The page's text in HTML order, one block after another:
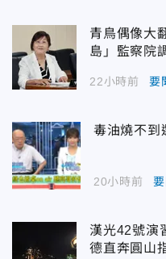
青鳥偶像大
島」監察院
22小時前 要
毒油燒不到
20小時前
漢光42號演
德直奔圓山